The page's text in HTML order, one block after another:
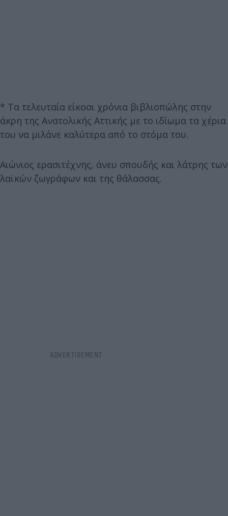
* Τα τελευταία είκοσι χρόνια βιβλιοπώλης στην
άκρη της Ανατολικής Αττικής με το ιδίωμα τα χέρια
του να μιλάνε καλύτερα από το στόμα του.
Αιώνιος ερασιτέχνης, άνευ σπουδής και λάτρης των
λαϊκών ζωγράφων και της θάλασσας.